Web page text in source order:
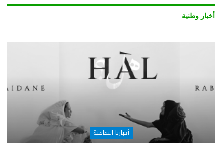
أخبار وطنية
أخبارنا الثقافية